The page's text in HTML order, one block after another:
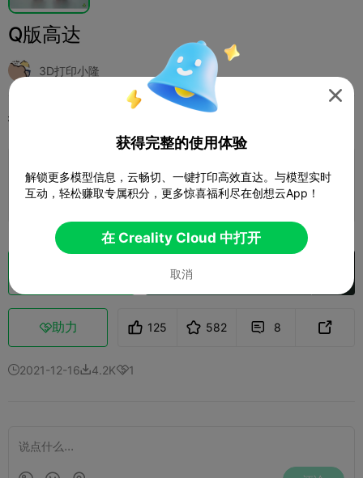
Q版高达
3D打印小隆
打印配置
 添加打印配置
赚取更多积分
在 Creality Cloud 中打开
助力 125 582  8 
2021-12-164.2K1

获得完整的使用体验
解锁更多模型信息，云畅切、一键打印高效直达。与模型实时
互动，轻松赚取专属积分，更多惊喜福利尽在创想云App！
在 Creality Cloud 中打开
取消